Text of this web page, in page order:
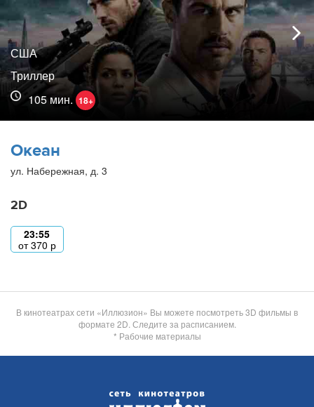
США
Триллер
105 мин. 18+
Океан
ул. Набережная, д. 3
2D
23:55
от370 р
В кинотеатрах сети «Иллюзион» Вы можете посмотреть 3D фильмы в
формате 2D. Следите за расписанием.
* Рабочие материалы